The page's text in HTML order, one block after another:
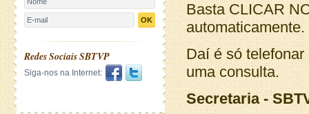
OK
Redes Sociais SBTVP
Siga-nos na Internet:
Basta CLICAR
automaticamente.
Daí é só
uma consulta.
Secretaria -